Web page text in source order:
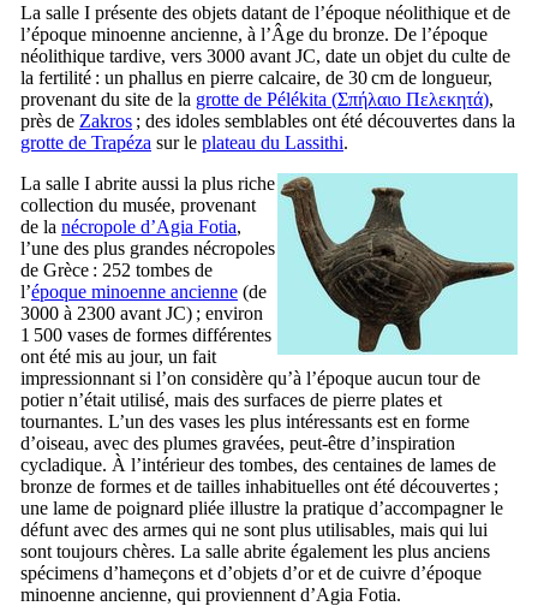
La salle I présente des objets datant de l’époque néolithique et de
l’époque minoenne ancienne, à l’Âge du bronze. De l’époque
néolithique tardive, vers 3000 avant JC, date un objet du culte de
la fertilité : un phallus en pierre calcaire, de 30 cm de longueur,
provenant du site de la grotte de Pélékita (Σπήλαιο Πελεκητά),
près de Zakros ; des idoles semblables ont été découvertes dans la
grotte de Trapéza sur le plateau du Lassithi.
La salle I abrite aussi la plus riche
collection du musée, provenant
de la nécropole d’Agia Fotia,
l’une des plus grandes nécropoles
de Grèce : 252 tombes de
l’époque minoenne ancienne (de
3000 à 2300 avant JC) ; environ
1 500 vases de formes différentes
ont été mis au jour, un fait
impressionnant si l’on considère qu’à l’époque aucun tour de
potier n’était utilisé, mais des surfaces de pierre plates et
tournantes. L’un des vases les plus intéressants est en forme
d’oiseau, avec des plumes gravées, peut-être d’inspiration
cycladique. À l’intérieur des tombes, des centaines de lames de
bronze de formes et de tailles inhabituelles ont été découvertes ;
une lame de poignard pliée illustre la pratique d’accompagner le
défunt avec des armes qui ne sont plus utilisables, mais qui lui
sont toujours chères. La salle abrite également les plus anciens
spécimens d’hameçons et d’objets d’or et de cuivre d’époque
minoenne ancienne, qui proviennent d’Agia Fotia.